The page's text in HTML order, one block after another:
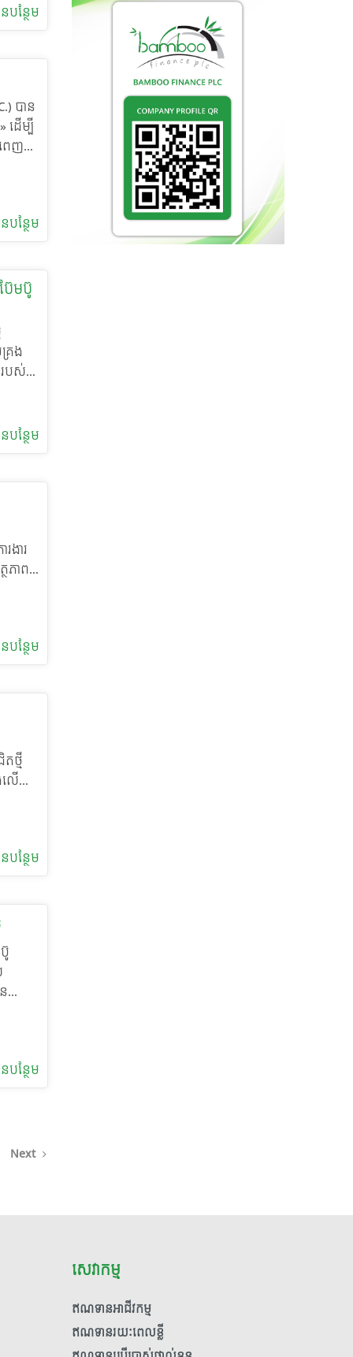
រជុំ
ង្រឹង
ាំ
កិច្ច
ខិតខំ
និង
ានចូល
ជា
ថែម
ា
ម
ាំង
បន្ថែម
បាន
ដើម្បី
េញ
ាអ្នក
ជា
ការ
វគ្គ
ក្នុង
រឹង
ធិ
រប់
ាប់
ការ
ារ
លិក
ល និង
ោះ
ជា
ាម
គឺជា
ពដល់
បន្ថែម
ែមប៊ូ
រង
របស់
ៃ
ត
ស
នបទ
ផ្លូវ
បន្ថែម
ងារ
ភាព
នាំ
ះ
ាផ្លូវ
ដែល
ោយ
នបទ
រ
យ
ក់
ង
ាព
បន្ថែម
ថ្មី
នេះ
ញ
បាស់ពី
ៈ
បន្ថែម
តុះ
កែវ
រហ័ស
រូ
មត្ថ
កម្ម
អ
បន្ថែម
Next
សេវាកម្ម
ឥណទានអាជីវកម្ម
ឥណទានរយៈពេលខ្លី